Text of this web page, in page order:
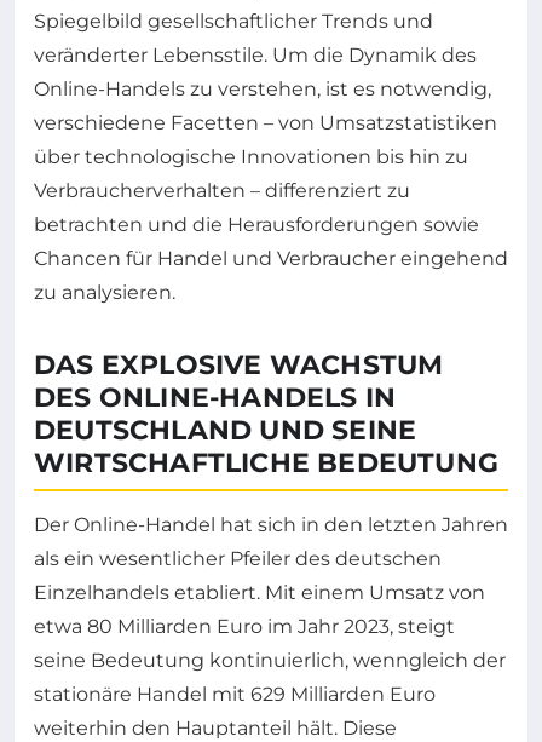
Spiegelbild gesellschaftlicher Trends und
veränderter Lebensstile. Um die Dynamik des
Online-Handels zu verstehen, ist es notwendig,
verschiedene Facetten – von Umsatzstatistiken
über technologische Innovationen bis hin zu
Verbraucherverhalten – differenziert zu
betrachten und die Herausforderungen sowie
Chancen für Handel und Verbraucher eingehend
zu analysieren.
DAS EXPLOSIVE WACHSTUM
DES ONLINE-HANDELS IN
DEUTSCHLAND UND SEINE
WIRTSCHAFTLICHE BEDEUTUNG
Der Online-Handel hat sich in den letzten Jahren
als ein wesentlicher Pfeiler des deutschen
Einzelhandels etabliert. Mit einem Umsatz von
etwa 80 Milliarden Euro im Jahr 2023, steigt
seine Bedeutung kontinuierlich, wenngleich der
stationäre Handel mit 629 Milliarden Euro
weiterhin den Hauptanteil hält. Diese